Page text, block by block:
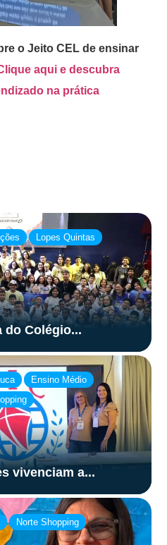
o Jeito CEL de ensinar
aqui e descubra
na prática
Lopes Quintas
do Colégio...
Ensino Médio
vivenciam a...
Norte Shopping